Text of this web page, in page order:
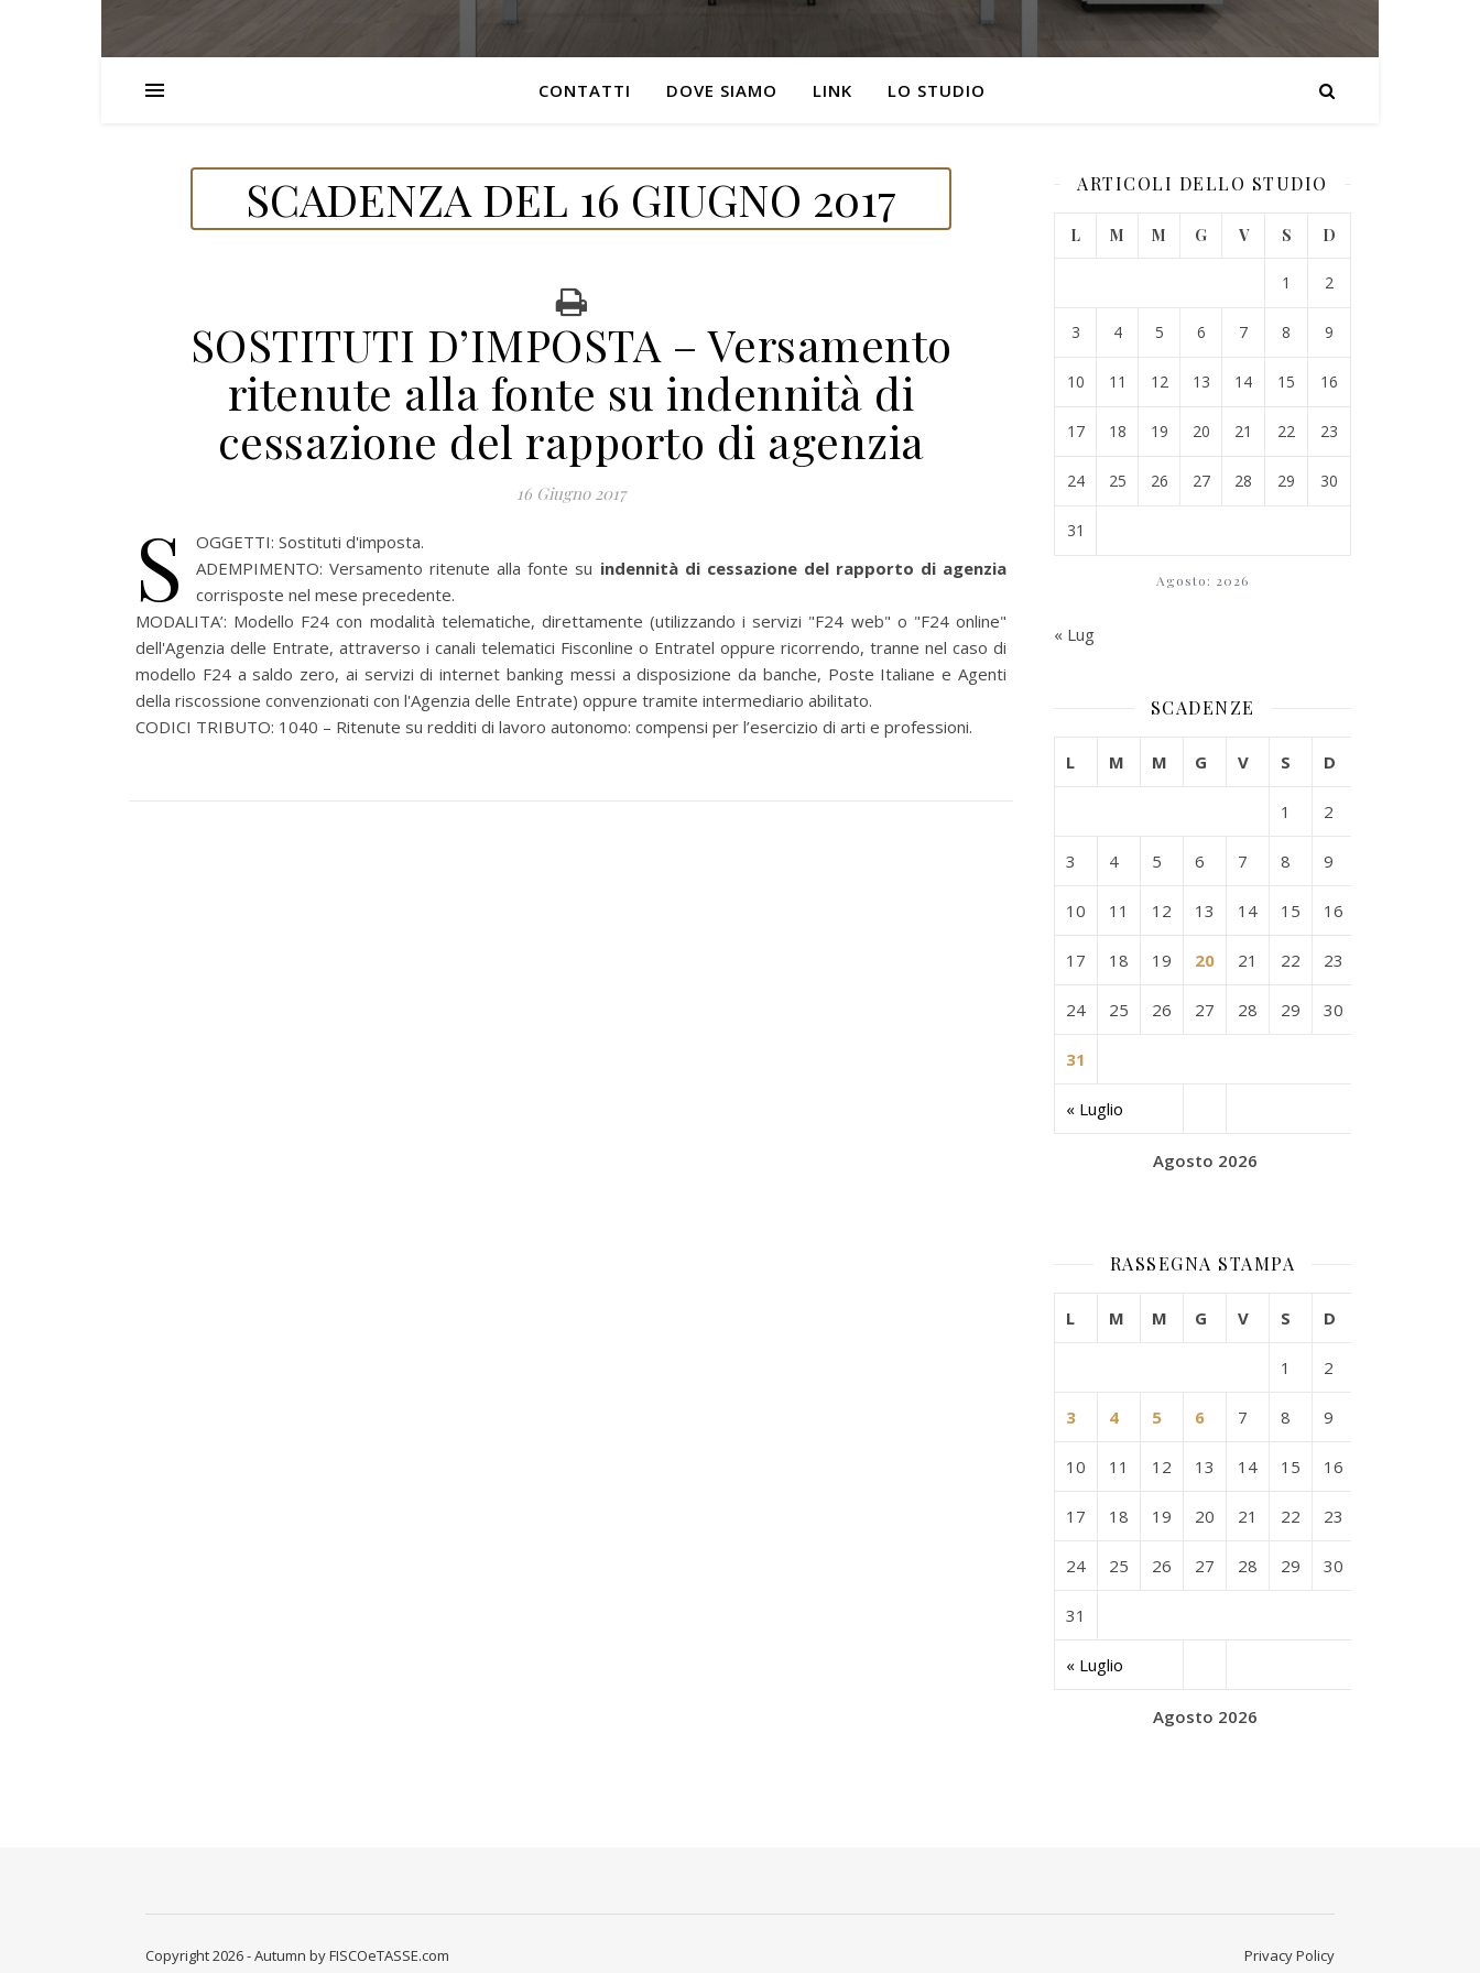
CONTATTI DOVE SIAMO LINK LO STUDIO
SCADENZA DEL 16 GIUGNO 2017
SOSTITUTI D’IMPOSTA – Versamento
ritenute alla fonte su indennità di
cessazione del rapporto di agenzia
16 Giugno 2017
S
OGGETTI: Sostituti d'imposta.
ADEMPIMENTO: Versamento ritenute alla fonte su indennità di cessazione del rapporto di agenzia
corrisposte nel mese precedente.
MODALITA’: Modello F24 con modalità telematiche, direttamente (utilizzando i servizi "F24 web" o "F24 online"
dell'Agenzia delle Entrate, attraverso i canali telematici Fisconline o Entratel oppure ricorrendo, tranne nel caso di
modello F24 a saldo zero, ai servizi di internet banking messi a disposizione da banche, Poste Italiane e Agenti
della riscossione convenzionati con l'Agenzia delle Entrate) oppure tramite intermediario abilitato.
CODICI TRIBUTO: 1040 – Ritenute su redditi di lavoro autonomo: compensi per l’esercizio di arti e professioni.
ARTICOLI DELLO STUDIO
Agosto: 2026
L M M G V S D
1 2
3 4 5 6 7 8 9
10 11 12 13 14 15 16
17 18 19 20 21 22 23
24 25 26 27 28 29 30
31
« Lug
SCADENZE
Agosto 2026
L M M G V S D
« Luglio
1 2
3 4 5 6 7 8 9
10 11 12 13 14 15 16
17 18 19 20 21 22 23
24 25 26 27 28 29 30
31
RASSEGNA STAMPA
Agosto 2026
L M M G V S D
« Luglio
1 2
3 4 5 6 7 8 9
10 11 12 13 14 15 16
17 18 19 20 21 22 23
24 25 26 27 28 29 30
31
Privacy Policy
Copyright 2026 - Autumn by FISCOeTASSE.com